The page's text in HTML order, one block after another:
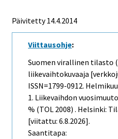
Päivitetty 14.4.2014
Viittausohje:
Suomen virallinen tilasto
liikevaihtokuvaaja
ISSN=1799-0912. Helmikuu
1. Liikevaihdon
% (TOL 2008) . Helsinki:
[viitattu: 6.8.2026].
Saantitapa: